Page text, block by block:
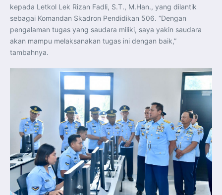
kepada Letkol Lek Rizan Fadli, S.T., M.Han., yang dilantik
sebagai Komandan Skadron Pendidikan 506. “Dengan
pengalaman tugas yang saudara miliki, saya yakin saudara
akan mampu melaksanakan tugas ini dengan baik,”
tambahnya.